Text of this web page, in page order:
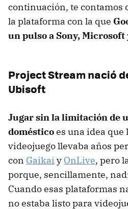
continuación, te contamos
la plataforma con la que
un pulso a Sony, Microsoft
Project Stream nació
Ubisoft
Jugar sin la limitación de
domésticoes una idea
videojuego llevaba años
con Gaikai y OnLive, pero
porque, sencillamente,
Cuando esas plataformas
no estaba listo para